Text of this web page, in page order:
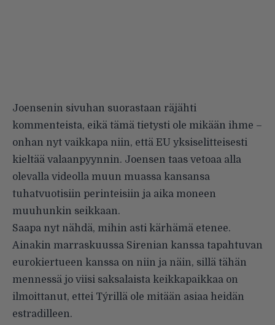
Joensenin sivuhan suorastaan räjähti
kommenteista, eikä tämä tietysti ole mikään ihme –
onhan nyt vaikkapa niin, että EU yksiselitteisesti
kieltää valaanpyynnin. Joensen taas vetoaa alla
olevalla videolla muun muassa kansansa
tuhatvuotisiin perinteisiin ja aika moneen
muuhunkin seikkaan.
Saapa nyt nähdä, mihin asti kärhämä etenee.
Ainakin marraskuussa Sirenian kanssa tapahtuvan
eurokiertueen kanssa on niin ja näin, sillä tähän
mennessä jo viisi saksalaista keikkapaikkaa on
ilmoittanut, ettei Týrillä ole mitään asiaa heidän
estradilleen.